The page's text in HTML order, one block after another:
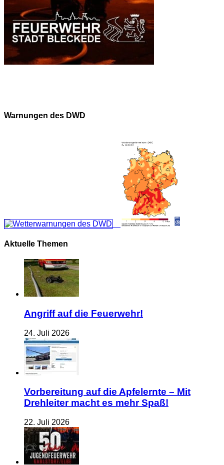
Warnungen des DWD
Aktuelle Themen
Angriff auf die Feuerwehr!
24. Juli 2026
Vorbereitung auf die Apfelernte – Mit
Drehleiter macht es mehr Spaß!
22. Juli 2026